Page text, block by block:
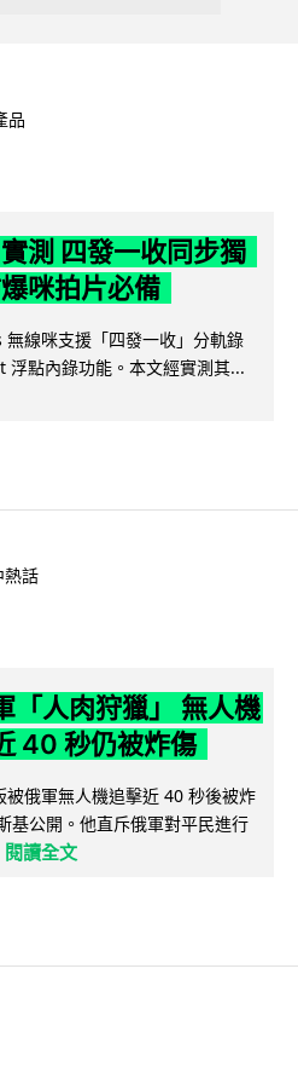
品
測 四發一收同步獨
咪拍片必備
線咪支援「四發一收」分軌錄
點內錄功能。本文經實測其...
熱話
「人肉狩獵」 無人機
40 秒仍被炸傷
俄軍無人機追擊近 40 秒後被炸
基公開。他直斥俄軍對平民進行
閱讀全文